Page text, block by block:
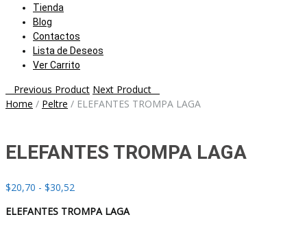
contentTienda
Blog
Contactos
Lista de Deseos
Ver Carrito
Post
navigation
Previous Product Next Product
Home / Peltre / ELEFANTES TROMPA LAGA
ELEFANTES TROMPA LAGA
$20,70 - $30,52
precios:
ELEFANTES TROMPA LAGA